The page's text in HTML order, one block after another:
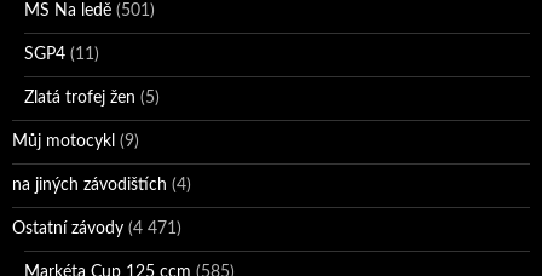
MS Na ledě (501)
SGP4 (11)
Zlatá trofej žen (5)
Můj motocykl (9)
na jiných závodištích (4)
Ostatní závody (4 471)
Markéta Cup 125 ccm (585)